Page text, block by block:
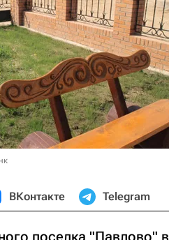
ВКонтакте Telegram
поселка "Павлово" в